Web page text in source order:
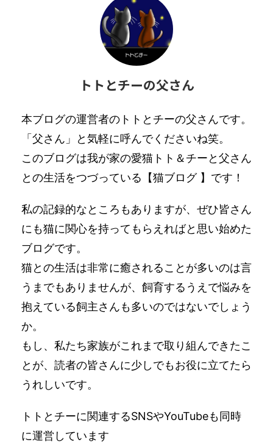
トトとチーの父さん
本ブログの運営者のトトとチーの父さんです。
「父さん」と気軽に呼んでくださいね笑。
このブログは我が家の愛猫トト＆チーと父さん
との生活をつづっている【猫ブログ 】です！
私の記録的なところもありますが、ぜひ皆さん
にも猫に関心を持ってもらえればと思い始めた
ブログです。
猫との生活は非常に癒されることが多いのは言
うまでもありませんが、飼育するうえで悩みを
抱えている飼主さんも多いのではないでしょう
か。
もし、私たち家族がこれまで取り組んできたこ
とが、読者の皆さんに少しでもお役に立てたら
うれしいです。
トトとチーに関連するSNSやYouTubeも同時
に運営しています